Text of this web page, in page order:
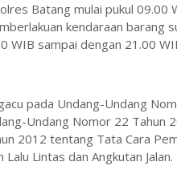
Batang mulai pukul 09.00
kendaraan barang
WIB sampai dengan 21.00
pada Undang-Undang
Undang Nomor 22 Tahun
2012 tentang Tata Cara
Lintas dan Angkutan Jalan.